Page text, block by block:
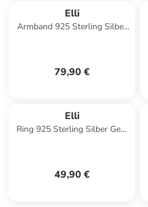
Elli
Armband 925 Sterling Silber
79,90 €
Elli
Ring 925 Sterling Silber Geo,
49,90 €